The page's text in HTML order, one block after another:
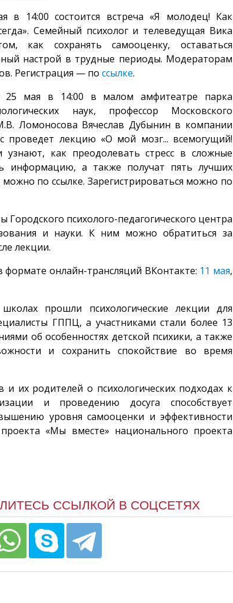
14:00 состоится встреча «Я молодец! Как
Семейный психолог и телеведущая Вика
как сохранять самооценку, оставаться
настрой в трудные периоды. Модераторам
Регистрация — по ссылке.
25 мая в 14:00 в малом амфитеатре парка
наук, профессор Московского
Ломоносова Вячеслав Дубынин в компании
проведет лекцию «О мой мозг... всемогущий!
узнают, как преодолевать стресс в сложные
информацию, а также получат пять лучших
можно по ссылке. Зарегистрироваться можно по
Городского психолого-педагогического центра
и науки. К ним можно обратиться за
лекции.
онлайн-трансляций ВКонтакте: 11 мая,
прошли психологические лекции для
ГППЦ, а участниками стали более 13
об особенностях детской психики, а также
и сохранить спокойствие во время
их родителей о психологических подходах к
и проведению досуга способствует
уровня самооценки и эффективности
«Мы вместе» национального проекта
ССЫЛКОЙ В СОЦСЕТЯХ